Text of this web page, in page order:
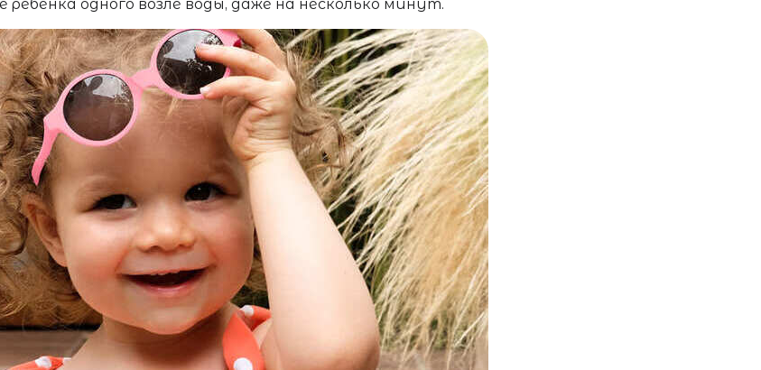
одного возле воды, даже на несколько минут.